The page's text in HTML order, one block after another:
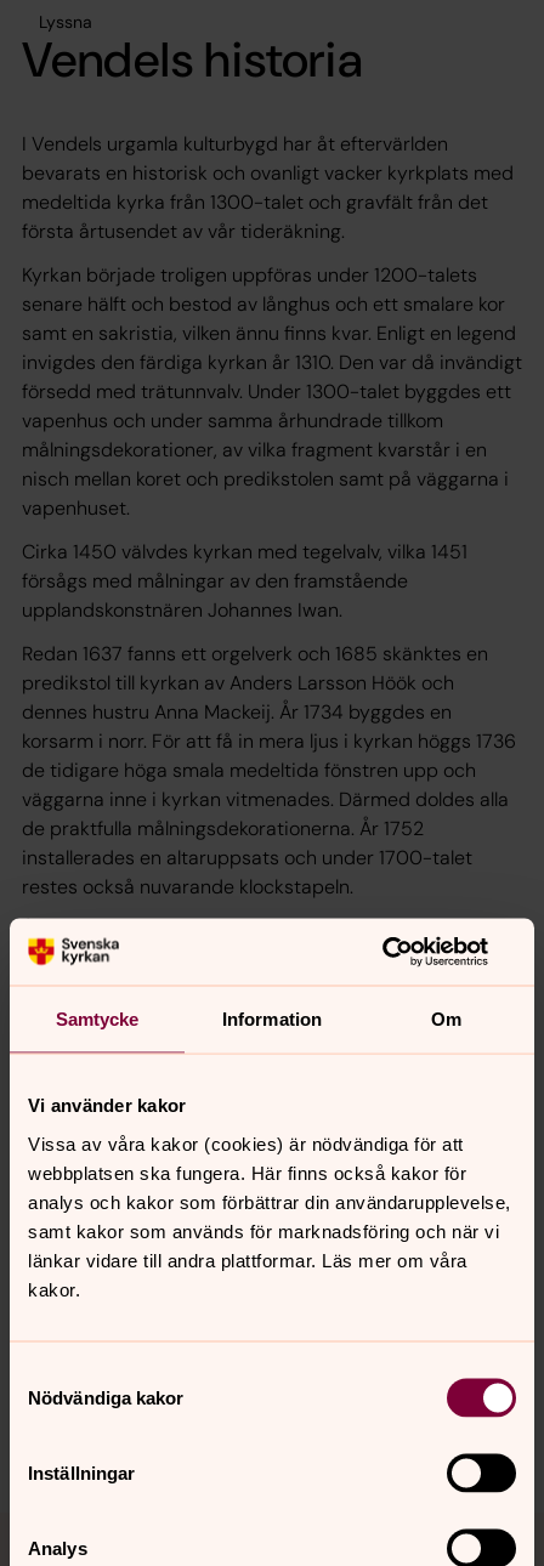
Samtycke Information Om
Vi använder kakor
Vissa av våra kakor (cookies) är nödvändiga för att
webbplatsen ska fungera. Här finns också kakor för
analys och kakor som förbättrar din användarupplevelse,
samt kakor som används för marknadsföring och när vi
länkar vidare till andra plattformar. Läs mer om våra
kakor.
Nödvändiga kakor
Inställningar
Analys
Lyssna
Vendels historia
I Vendels urgamla kulturbygd har åt eftervärlden
bevarats en historisk och ovanligt vacker kyrkplats med
medeltida kyrka från 1300-talet och gravfält från det
första årtusendet av vår tideräkning.
Kyrkan började troligen uppföras under 1200-talets
senare hälft och bestod av långhus och ett smalare kor
samt en sakristia, vilken ännu finns kvar. Enligt en legend
invigdes den färdiga kyrkan år 1310. Den var då invändigt
försedd med trätunnvalv. Under 1300-talet byggdes ett
vapenhus och under samma århundrade tillkom
målningsdekorationer, av vilka fragment kvarstår i en
nisch mellan koret och predikstolen samt på väggarna i
vapenhuset.
Cirka 1450 välvdes kyrkan med tegelvalv, vilka 1451
försågs med målningar av den framstående
upplandskonstnären Johannes Iwan.
Redan 1637 fanns ett orgelverk och 1685 skänktes en
predikstol till kyrkan av Anders Larsson Höök och
dennes hustru Anna Mackeij. År 1734 byggdes en
korsarm i norr. För att få in mera ljus i kyrkan höggs 1736
de tidigare höga smala medeltida fönstren upp och
väggarna inne i kyrkan vitmenades. Därmed doldes alla
de praktfulla målningsdekorationerna. År 1752
installerades en altaruppsats och under 1700-talet
restes också nuvarande klockstapeln.
överkalkade målningarna togs fram. Under första
decenniet av 2000-talet genomfördes en rengöring av
kyrkans samtliga väggar så att de medeltida
målningarna kom i bättre dager.
Vill du läsa landshövding
Vendel år 1850? KLICKAHÄR.
Senast ändrad 19 mars 2024
Synpunkter eller frågor på sidans
Dela